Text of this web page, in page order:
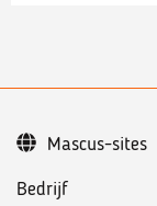
Bedrijf
Mascus-sites